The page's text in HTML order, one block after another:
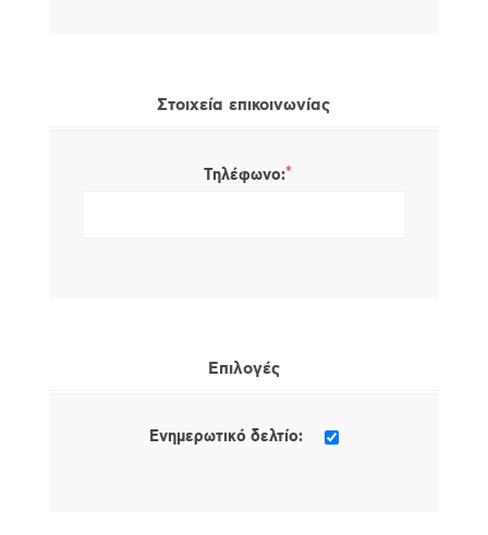
Στοιχεία επικοινωνίας
Τηλέφωνο:*
Επιλογές
Ενημερωτικό δελτίο: